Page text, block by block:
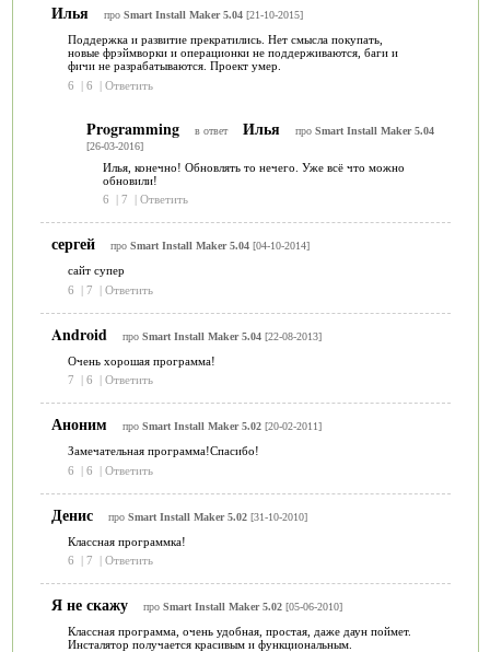
Илья про Smart Install Maker 5.04[21-10-2015]
Поддержка и развитие прекратились. Нет смысла покупать,
новые фрэймворки и операционки не поддерживаются, баги и
фичи не разрабатываются. Проект умер.
6
| 6 | Ответить
Programming в ответ Илья про Smart Install Maker 5.04
[26-03-2016]
Илья, конечно! Обновлять то нечего. Уже всё что можно
обновили!
6
| 7 | Ответить
сергей про Smart Install Maker 5.04[04-10-2014]
сайт супер
6
| 7 | Ответить
Android про Smart Install Maker 5.04[22-08-2013]
Очень хорошая программа!
7
| 6 | Ответить
Аноним про Smart Install Maker 5.02[20-02-2011]
Замечательная программа!Спасибо!
6
| 6 | Ответить
Денис про Smart Install Maker 5.02[31-10-2010]
Классная программка!
6
| 7 | Ответить
Я не скажу про Smart Install Maker 5.02[05-06-2010]
Классная программа, очень удобная, простая, даже даун поймет.
Инсталятор получается красивым и функциональным.